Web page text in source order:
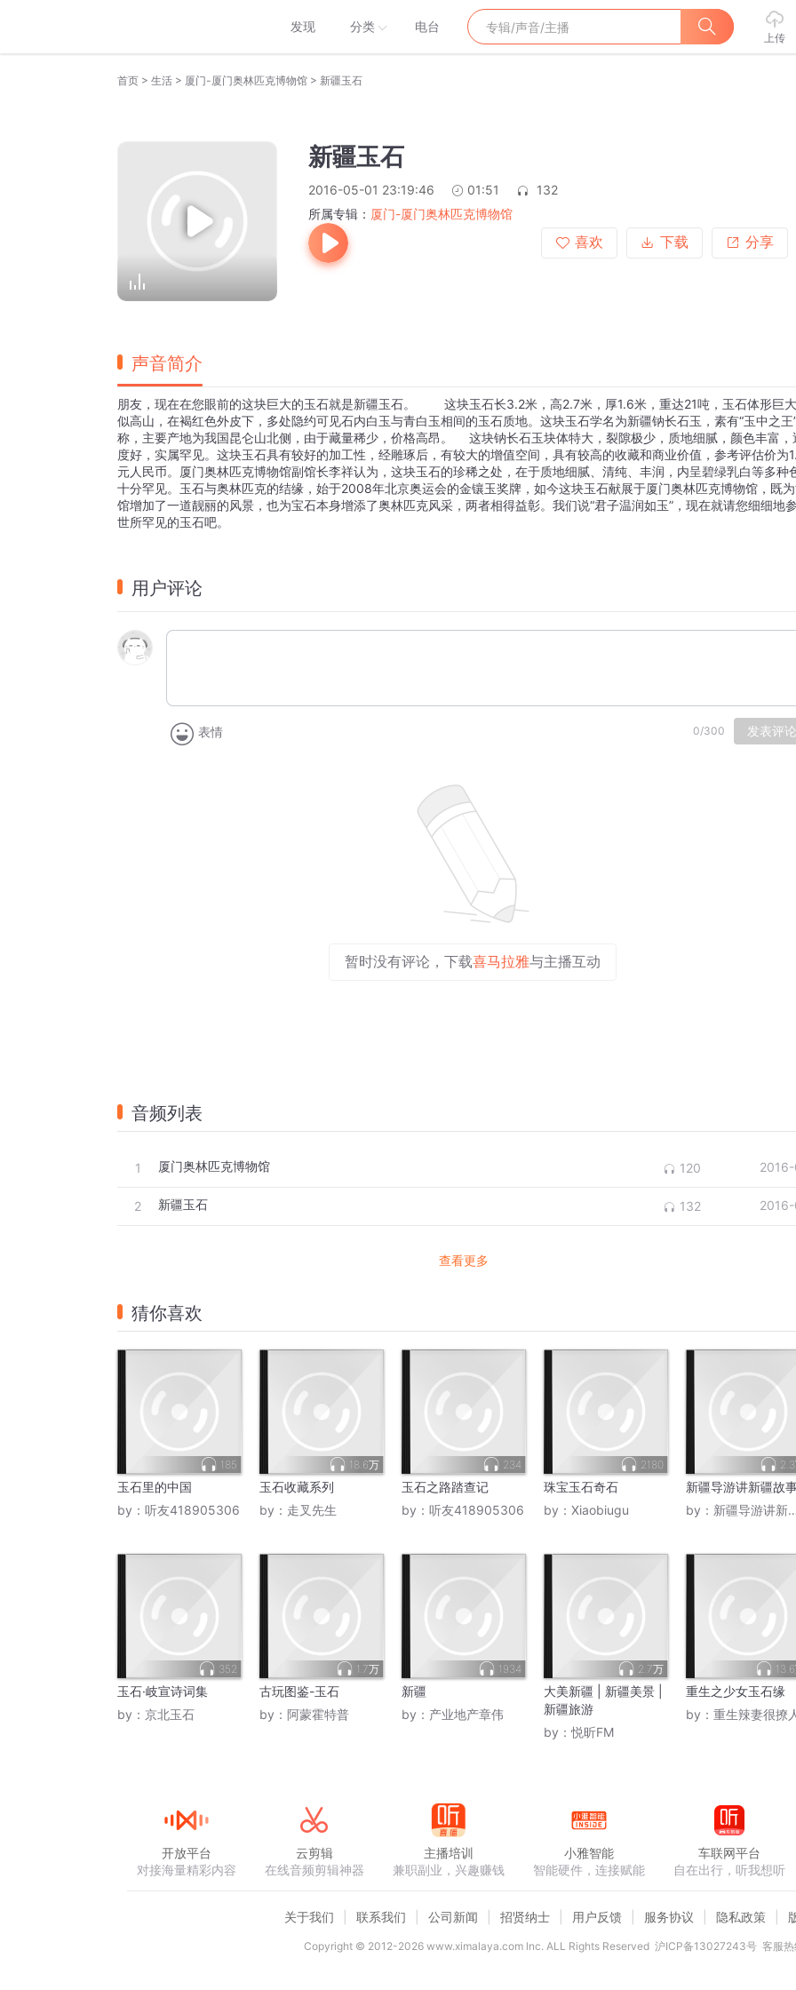
发现 分类 电台
上传
首页 > 生活 > 厦门-厦门奥林匹克博物馆 > 新疆玉石
新疆玉石
2016-05-01 23:19:46 01:51
132
所属专辑： 厦门-厦门奥林匹克博物馆
喜欢
下载 分享
声音简介
朋友，现在在您眼前的这块巨大的玉石就是新疆玉石。 　　这块玉石长3.2米，高2.7米，厚1.6米，重达21吨，玉石体形巨
似高山，在褐红色外皮下，多处隐约可见石内白玉与青白玉相间的玉石质地。这块玉石学名为新疆钠长石玉，素有“玉中之王
称，主要产地为我国昆仑山北侧，由于藏量稀少，价格高昂。　 这块钠长石玉块体特大，裂隙极少，质地细腻，颜色丰富，
度好，实属罕见。这块玉石具有较好的加工性，经雕琢后，有较大的增值空间，具有较高的收藏和商业价值，参考评估价为
元人民币。厦门奥林匹克博物馆副馆长李祥认为，这块玉石的珍稀之处，在于质地细腻、清纯、丰润，内呈碧绿乳白等多种
十分罕见。玉石与奥林匹克的结缘，始于2008年北京奥运会的金镶玉奖牌，如今这块玉石献展于厦门奥林匹克博物馆，既
馆增加了一道靓丽的风景，也为宝石本身增添了奥林匹克风采，两者相得益彰。我们说“君子温润如玉”，现在就请您细细地
世所罕见的玉石吧。
用户评论
表情 0/300 发表评论
暂时没有评论，下载喜马拉雅与主播互动
音频列表
1 厦门奥林匹克博物馆 120
2 新疆玉石 132
查看更多
猜你喜欢
185
玉石里的中国
by： 听友418905306
18.6万
玉石收藏系列
by： 走叉先生
234
玉石之路踏查记
by： 听友418905306
2180
珠宝玉石奇石
by： Xiaobiugu
新疆导游讲新疆故
by： 新疆导游讲新疆故事
352
玉石·岐宣诗词集
by： 京北玉石
1.7万
古玩图鉴-玉石
by： 阿蒙霍特普
1934
新疆
by： 产业地产章伟
2.7万
大美新疆 | 新疆美景 |
新疆旅游
by：悦昕FM
重生之少女玉石缘
by： 重生辣妻很撩
开放平台
对接海量精彩内容
云剪辑
在线音频剪辑神器
主播培训
兼职副业，兴趣赚钱
小雅智能
智能硬件，连接赋能
车联网平台
自在出行，听我想听
关于我们 联系我们 公司新闻 招贤纳士 用户反馈 服务协议 隐私政策
Copyright © 2012-2026www.ximalaya.com lnc. ALL Rights Reserved 沪ICP备13027243号 客服